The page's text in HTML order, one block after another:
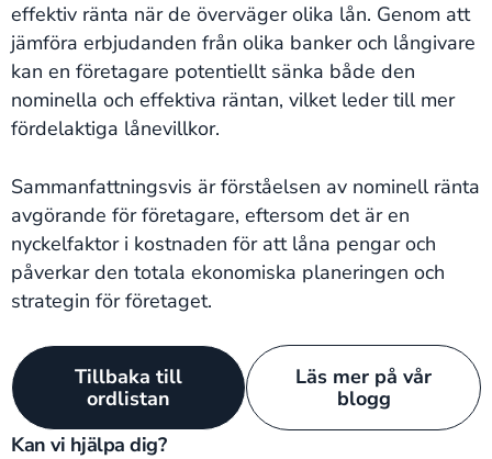
Kan vi hjälpa dig?
effektiv ränta när de överväger olika lån. Genom att
jämföra erbjudanden från olika banker och långivare
kan en företagare potentiellt sänka både den
nominella och effektiva räntan, vilket leder till mer
fördelaktiga lånevillkor.
Sammanfattningsvis är förståelsen av nominell ränta
avgörande för företagare, eftersom det är en
nyckelfaktor i kostnaden för att låna pengar och
påverkar den totala ekonomiska planeringen och
strategin för företaget.
Tillbaka till
ordlistan
Läs mer på vår
blogg